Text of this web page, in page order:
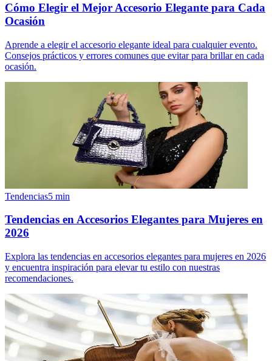
Cómo Elegir el Mejor Accesorio Elegante para Cada
Ocasión
Aprende a elegir el accesorio elegante ideal para cualquier evento.
Consejos prácticos y errores comunes que evitar para brillar en cada
ocasión.
Tendencias5 min
Tendencias en Accesorios Elegantes para Mujeres en
2026
Explora las tendencias en accesorios elegantes para mujeres en 2026
y encuentra inspiración para elevar tu estilo con nuestras
recomendaciones.